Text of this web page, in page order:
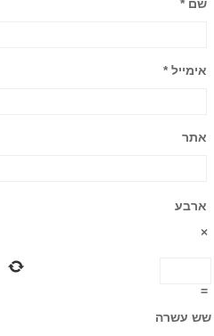
שם*
אימייל*
אתר
ארבע
×
=
שש עשרה